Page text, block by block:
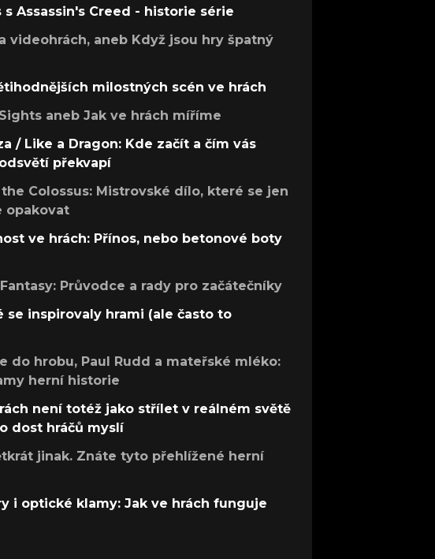
s Assassin's Creed - historie série
videohrách, aneb Když jsou hry špatný
milostných scén ve hrách
aneb Jak ve hrách míříme
/ Like a Dragon: Kde začít a čím vás
překvapí
Colossus: Mistrovské dílo, které se jen
opakovat
ve hrách: Přínos, nebo betonové boty
Průvodce a rady pro začátečníky
se inspirovaly hrami (ale často to
do hrobu, Paul Rudd a mateřské mléko:
herní historie
není totéž jako střílet v reálném světě
dost hráčů myslí
jinak. Znáte tyto přehlížené herní
i optické klamy: Jak ve hrách funguje